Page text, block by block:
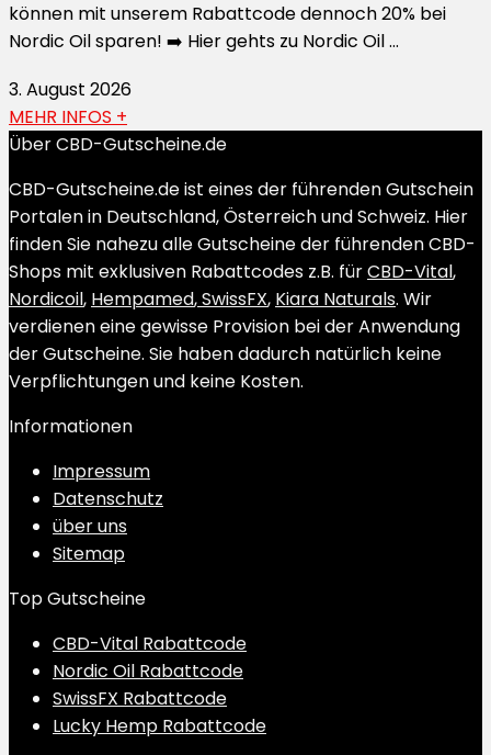
können mit unserem Rabattcode dennoch 20% bei
Nordic Oil sparen! ➡️ Hier gehts zu Nordic Oil ...
3. August 2026
MEHR INFOS +
Über CBD-Gutscheine.de
CBD-Gutscheine.de ist eines der führenden Gutschein
Portalen in Deutschland, Österreich und Schweiz. Hier
finden Sie nahezu alle Gutscheine der führenden CBD-
Shops mit exklusiven Rabattcodes z.B. fürCBD-Vital,
Nordicoil, Hempamed,SwissFX, Kiara Naturals. Wir
verdienen eine gewisse Provision bei der Anwendung
der Gutscheine. Sie haben dadurch natürlich keine
Verpflichtungen und keine Kosten.
Informationen
Impressum
Datenschutz
über uns
Sitemap
Top Gutscheine
CBD-Vital Rabattcode
Nordic Oil Rabattcode
SwissFX Rabattcode
Lucky Hemp Rabattcode